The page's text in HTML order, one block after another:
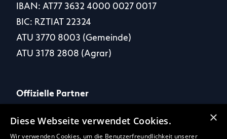
IBAN: AT77 3632 4000 0027 0017
BIC: RZTIAT 22324
ATU 3770 8003 (Gemeinde)
ATU 3178 2808 (Agrar)
Offizielle Partner
×
Diese Webseite verwendet Cookies.
Wir verwenden Cookies, um die Benutzerfreundlichkeit unserer